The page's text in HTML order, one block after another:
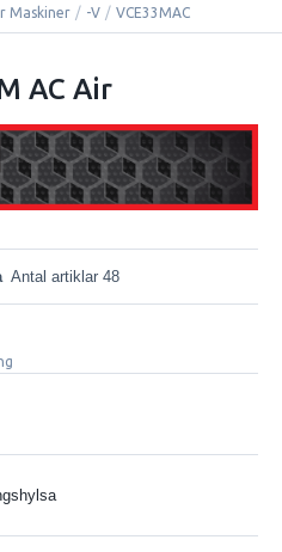
Maskiner / -V / VCE33MAC
AC Air
Antal artiklar 48